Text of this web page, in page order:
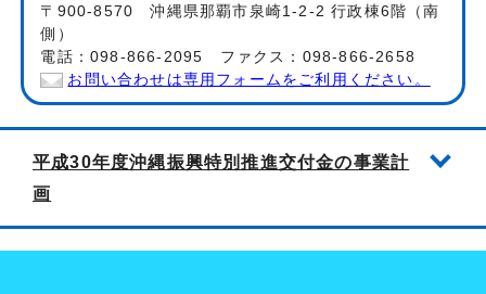
〒900-8570 沖縄県那覇市泉崎1-2-2 行政棟6階（南
側）
電話：098-866-2095 ファクス：098-866-2658
お問い合わせは専用フォームをご利用ください。
平成30年度沖縄振興特別推進交付金の事業計
画